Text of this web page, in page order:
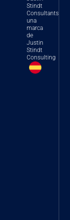
implicaciones y
orientación
estratégica
para las
empresas
farmacéuticas
Stindt
Consultants
una
marca
de
Justin
Stindt
Consulting